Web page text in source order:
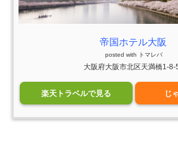
帝国ホテル大阪
posted with トマレバ
大阪府大阪市北区天満橋1-8-
楽天トラベルで見る じ